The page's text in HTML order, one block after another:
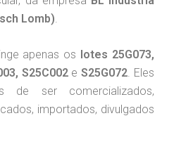
Lomb).
apenas os lotes 25G073,
S25C002 e S25G072. Eles
de ser comercializados,
importados, divulgados